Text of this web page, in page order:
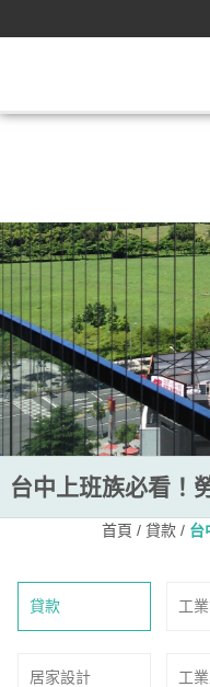
台中上班族必
台中上班族必看！
首頁 /貸款/ 台
貸款 工
居家設計 工